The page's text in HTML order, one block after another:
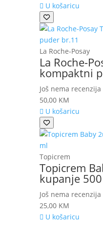
U košaricu
La Roche-Posay
La Roche-
kompaktni
Još nema recenzija
50,00 KM
U košaricu
Topicrem
Topicrem
kupanje
Još nema recenzija
25,00 KM
U košaricu